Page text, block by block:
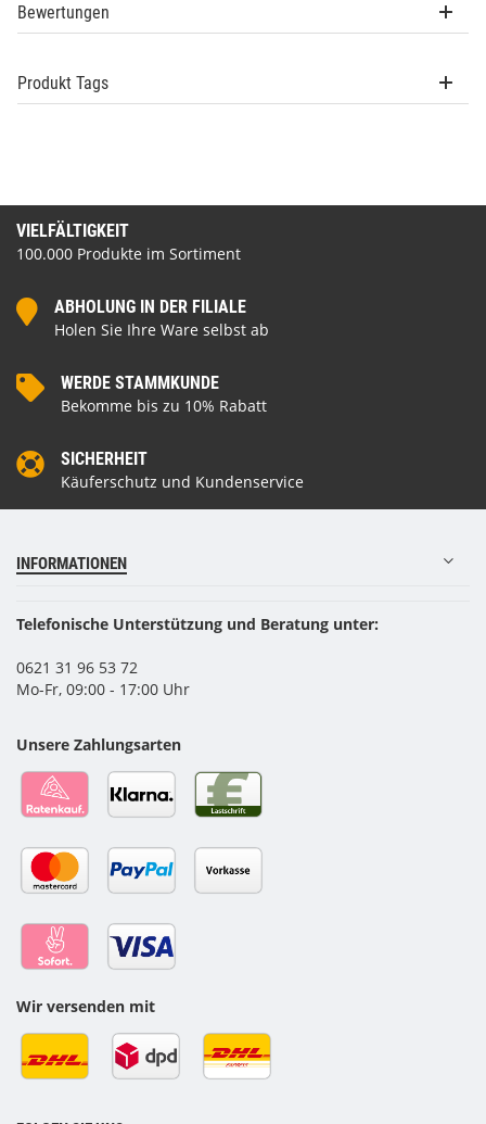
Bewertungen
Produkt Tags
VIELFÄLTIGKEIT
100.000 Produkte im Sortiment
ABHOLUNG IN DER FILIALE
Holen Sie Ihre Ware selbst ab
WERDE STAMMKUNDE
Bekomme bis zu 10% Rabatt
SICHERHEIT
Käuferschutz und Kundenservice
INFORMATIONEN
Telefonische Unterstützung und Beratung unter:
0621 31 96 53 72
Mo-Fr, 09:00 - 17:00 Uhr
Unsere Zahlungsarten
Wir versenden mit